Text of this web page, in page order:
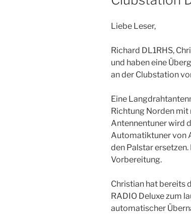
Liebe Leser,
Richard DL1RHS,
und haben eine
an der Clubstation
Eine
Richtung Norden mit
Antennentuner wird
Automatiktuner von
den Palstar
Vorbereitung.
Christian hat bereits
RADIO Deluxe zum
automatischer